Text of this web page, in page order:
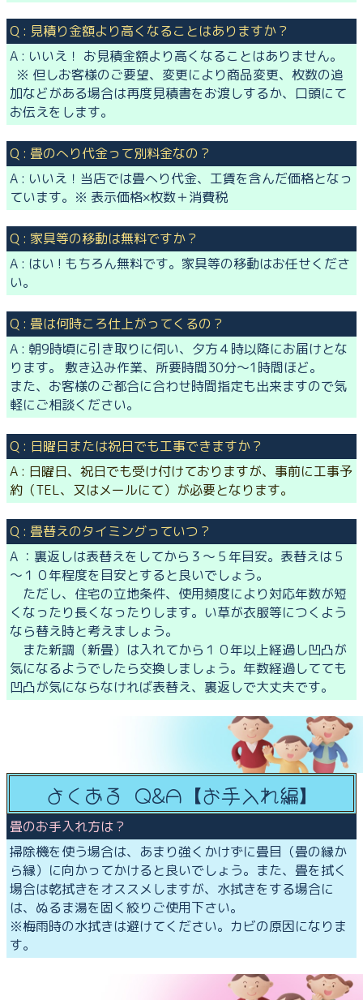
Q : 見積り金額より高くなることはありますか？
A : いいえ！ お見積金額より高くなることはありません。
※ 但しお客様のご要望、変更により商品変更、枚数の追
加などがある場合は再度見積書をお渡しするか、口頭にて
お伝えをします。
Q : 畳のへり代金って別料金なの？
A : いいえ！当店では畳へり代金、工賃を含んだ価格となっ
ています。※ 表示価格×枚数＋消費税
Q : 家具等の移動は無料ですか？
A : はい ! もちろん無料です。家具等の移動はお任せくださ
い。
Q : 畳は何時ころ仕上がってくるの？
A : 朝9時頃に引き取りに伺い、夕方４時以降にお届けとな
ります。 敷き込み作業、所要時間30分～1時間ほど。
また、お客様のご都合に合わせ時間指定も出来ますので気
軽にご相談ください。
Q : 日曜日または祝日でも工事できますか？
A : 日曜日、祝日でも受け付けておりますが、事前に工事予
約（TEL、又はメールにて）が必要となります。
Q : 畳替えのタイミングっていつ？
A ：裏返しは表替えをしてから３～５年目安。表替えは５
～１０年程度を目安とすると良いでしょう。
ただし、住宅の立地条件、使用頻度により対応年数が短
くなったり長くなったりします。い草が衣服等につくよう
なら替え時と考えましょう。
また新調（新畳）は入れてから１０年以上経過し凹凸が
気になるようでしたら交換しましょう。年数経過してても
凹凸が気にならなければ表替え、裏返しで大丈夫です。
よくある Q&A【お手入れ編】
畳のお手入れ方は？
掃除機を使う場合は、あまり強くかけずに畳目（畳の縁か
ら縁）に向かってかけると良いでしょう。また、畳を拭く
場合は乾拭きをオススメしますが、水拭きをする場合に
は、ぬるま湯を固く絞りご使用下さい。
※梅雨時の水拭きは避けてください。カビの原因になりま
す。